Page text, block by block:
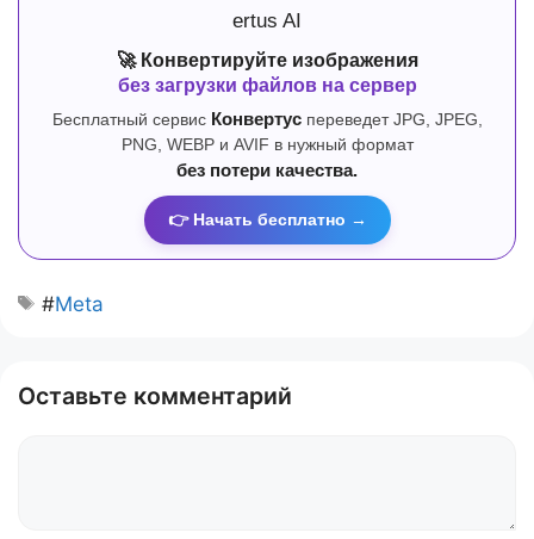
🚀 Конвертируйте изображения
без загрузки файлов на сервер
Бесплатный сервис Конвертуспереведет JPG, JPEG,
PNG, WEBP и AVIF в нужный формат
без потери качества.
👉 Начать бесплатно →
#Meta
Оставьте комментарий